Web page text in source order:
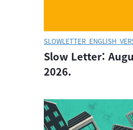
Slow Letter:
2026.